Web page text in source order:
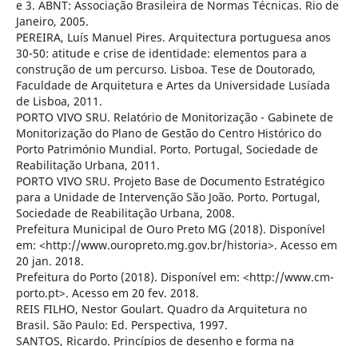
e 3. ABNT: Associação Brasileira de Normas Técnicas. Rio de
Janeiro, 2005.
PEREIRA, Luís Manuel Pires. Arquitectura portuguesa anos
30-50: atitude e crise de identidade: elementos para a
construção de um percurso. Lisboa. Tese de Doutorado,
Faculdade de Arquitetura e Artes da Universidade Lusíada
de Lisboa, 2011.
PORTO VIVO SRU. Relatório de Monitorização - Gabinete de
Monitorização do Plano de Gestão do Centro Histórico do
Porto Património Mundial. Porto. Portugal, Sociedade de
Reabilitação Urbana, 2011.
PORTO VIVO SRU. Projeto Base de Documento Estratégico
para a Unidade de Intervenção São João. Porto. Portugal,
Sociedade de Reabilitação Urbana, 2008.
Prefeitura Municipal de Ouro Preto MG (2018). Disponível
em: <http://www.ouropreto.mg.gov.br/historia>. Acesso em
20 jan. 2018.
Prefeitura do Porto (2018). Disponível em: <http://www.cm-
porto.pt>. Acesso em 20 fev. 2018.
REIS FILHO, Nestor Goulart. Quadro da Arquitetura no
Brasil. São Paulo: Ed. Perspectiva, 1997.
SANTOS, Ricardo. Princípios de desenho e forma na